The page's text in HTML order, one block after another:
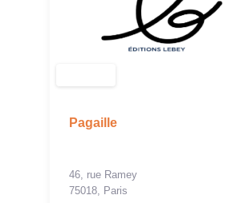
Pagaille
46, rue Ramey
75018, Paris